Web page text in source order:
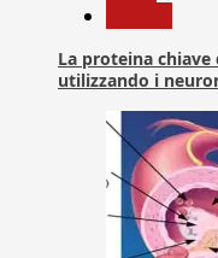
La proteina chiave
utilizzando i